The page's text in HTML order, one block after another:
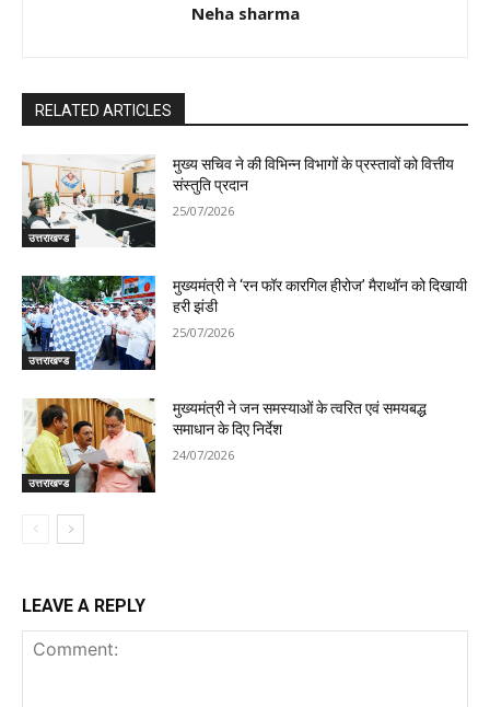
Neha sharma
RELATED ARTICLES
उत्तराखण्ड
मुख्य सचिव ने की विभिन्न विभागों के प्रस्तावों को वित्तीय
संस्तुति प्रदान
25/07/2026
उत्तराखण्ड
मुख्यमंत्री ने ‘रन फॉर कारगिल हीरोज’ मैराथॉन को दिखायी
हरी झंडी
25/07/2026
उत्तराखण्ड
मुख्यमंत्री ने जन समस्याओं के त्वरित एवं समयबद्ध
समाधान के दिए निर्देश
24/07/2026
LEAVE A REPLY